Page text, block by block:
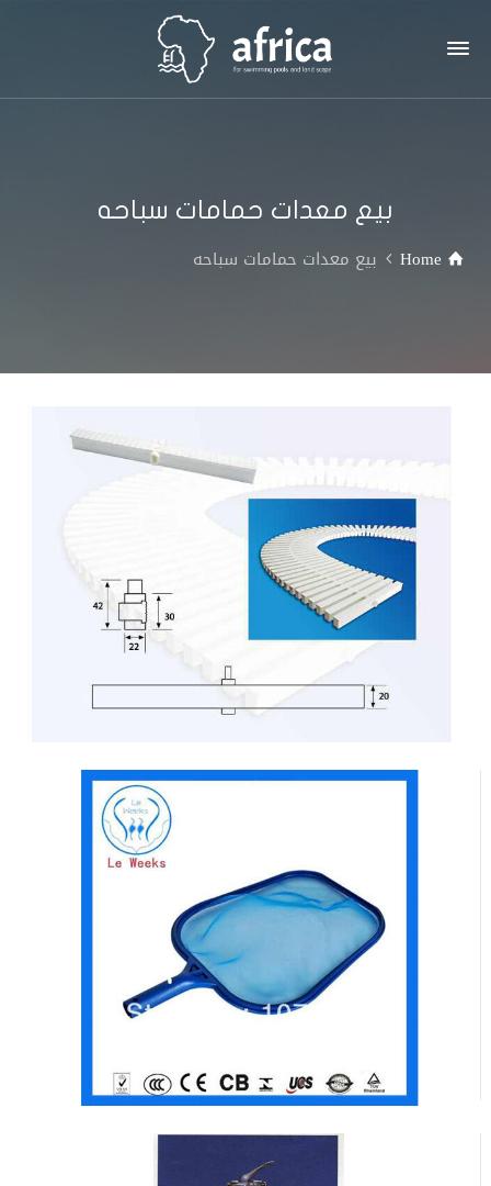
بيع معدات حمامات سباحه
Home بيع معدات حمامات سباحه